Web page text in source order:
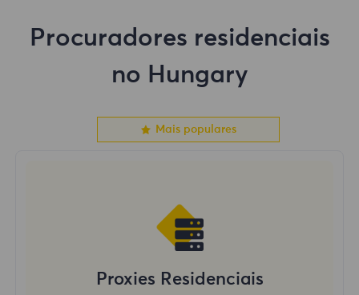
Procuradores residenciais
no Hungary
Mais populares
Proxies Residenciais